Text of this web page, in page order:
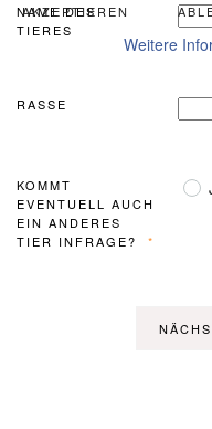
NAME DES
TIERES
RASSE
KOMMT
EVENTUELL AUCH
EIN ANDERES
TIER INFRAGE?
AKZEPTIEREN
Weitere